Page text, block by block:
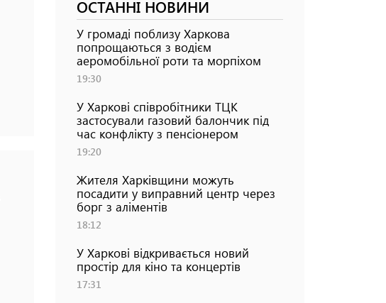
ОСТАННІ НОВИНИ
У громаді поблизу Харкова
попрощаються з водієм
аеромобільної роти та морпіхом
19:30
У Харкові співробітники ТЦК
застосували газовий балончик під
час конфлікту з пенсіонером
19:20
Жителя Харківщини можуть
посадити у виправний центр через
борг з аліментів
18:12
У Харкові відкривається новий
простір для кіно та концертів
17:31